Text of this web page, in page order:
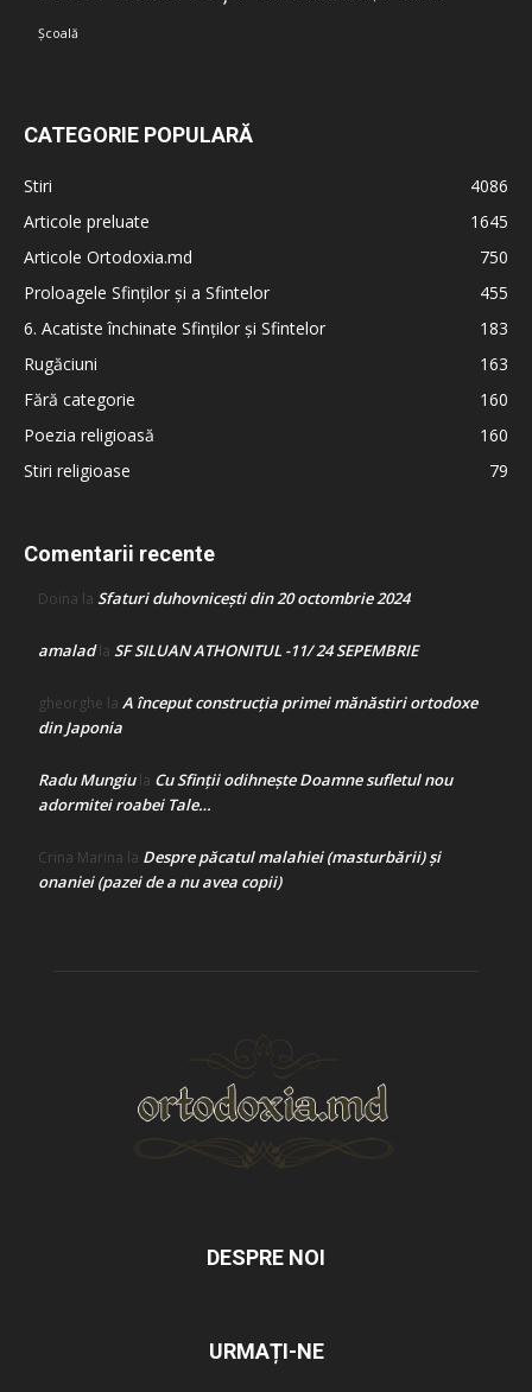
Școală
CATEGORIE POPULARĂ
Stiri
4086
Articole preluate
1645
Articole Ortodoxia.md
750
Proloagele Sfinților și a Sfintelor
455
6. Acatiste închinate Sfinților și Sfintelor
183
Rugăciuni
163
Fără categorie
160
Poezia religioasă
160
Stiri religioase
79
Comentarii recente
Doina la Sfaturi duhovnicești din 20 octombrie 2024
amaladla SF SILUAN ATHONITUL -11/ 24 SEPEMBRIE
gheorghe la A început construcţia primei mănăstiri ortodoxe
din Japonia
Radu Mungiula Cu Sfinții odihnește Doamne sufletul nou
adormitei roabei Tale…
Crina Marina la Despre păcatul malahiei (masturbării) şi
onaniei (pazei de a nu avea copii)
DESPRE NOI
URMAȚI-NE